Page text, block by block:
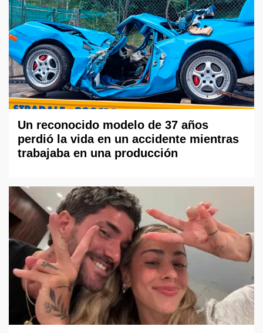
Un reconocido modelo de 37 años
perdió la vida en un accidente mientras
trabajaba en una producción